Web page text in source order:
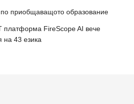
приобщаващото образование
платформа FireScope AI вече
на 43 езика